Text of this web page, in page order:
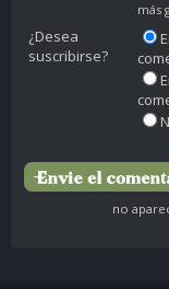
más
¿Desea
suscribirse?
no